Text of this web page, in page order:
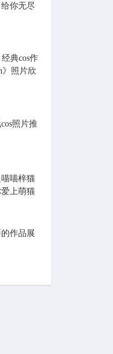
你无尽
典cos作
》照片欣
照片推
喵梓猫
上萌猫
作品展